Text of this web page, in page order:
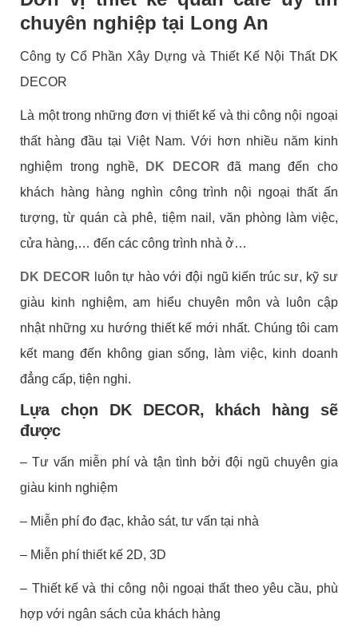
chuyên nghiệp tại Long An
Công ty Cổ Phần Xây Dựng và Thiết Kế Nội Thất DK
DECOR
Là một trong những đơn vị thiết kế và thi công nội ngoại
thất hàng đầu tại Việt Nam. Với hơn nhiều năm kinh
nghiệm trong nghề,
DK DECOR đã mang đến cho
khách hàng hàng nghìn công trình nội ngoại thất ấn
tượng, từ quán cà phê, tiệm nail, văn phòng làm việc,
cửa hàng,… đến các công trình nhà ở…
DK DECOR
luôn tự hào với đội ngũ kiến trúc sư, kỹ sư
giàu kinh nghiệm, am hiểu chuyên môn và luôn cập
nhật những xu hướng thiết kế mới nhất. Chúng tôi cam
kết mang đến không gian sống, làm việc, kinh doanh
đẳng cấp, tiện nghi.
Lựa chọn DK DECOR, khách hàng sẽ
được
– Tư vấn miễn phí và tận tình bởi đội ngũ chuyên gia
giàu kinh nghiệm
– Miễn phí đo đạc, khảo sát, tư vấn tại nhà
– Miễn phí thiết kế 2D, 3D
– Thiết kế và thi công nội ngoại thất theo yêu cầu, phù
hợp với ngân sách của khách hàng